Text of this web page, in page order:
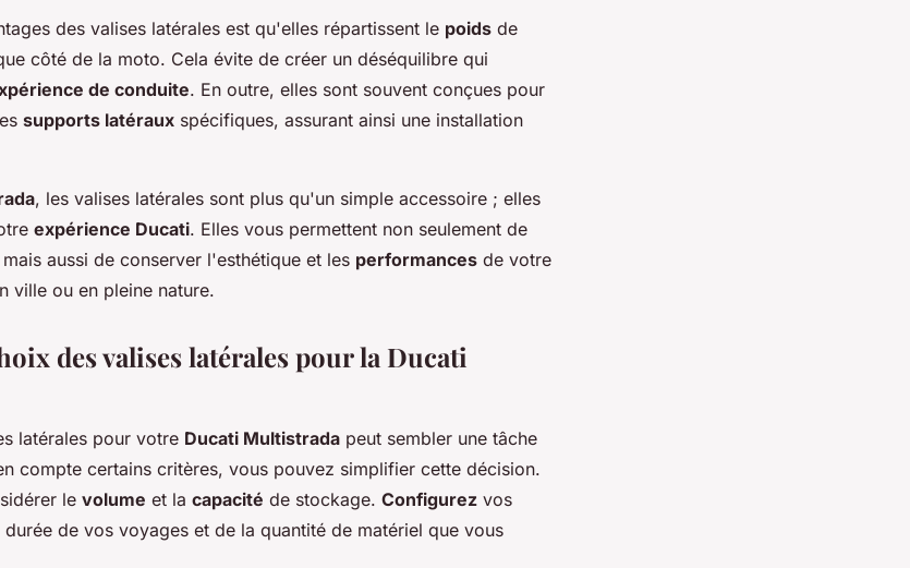
des valises latérales est qu'elles répartissent le poids de
côté de la moto. Cela évite de créer un déséquilibre qui
de conduite. En outre, elles sont souvent conçues pour
supports latéraux spécifiques, assurant ainsi une installation
, les valises latérales sont plus qu'un simple accessoire ; elles
expérience Ducati. Elles vous permettent non seulement de
aussi de conserver l'esthétique et les performances de votre
ville ou en pleine nature.
des valises latérales pour la Ducati
latérales pour votre Ducati Multistrada peut sembler une tâche
compte certains critères, vous pouvez simplifier cette décision.
le volume et la capacité de stockage. Configurez vos
de vos voyages et de la quantité de matériel que vous